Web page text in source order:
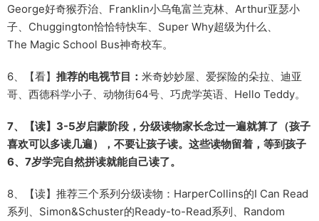
George好奇猴乔治、Franklin小乌龟富兰克林、Arthur亚瑟小
子、Chuggington恰恰特快车、Super Why超级为什么、
The Magic School Bus神奇校车。
6、【看】 推荐的电视节目： 米奇妙妙屋、爱探险的朵拉、迪亚
哥、西德科学小子、动物街64号、巧虎学英语、Hello Teddy。
7、【读】3-5岁启蒙阶段，分级读物家长念过一遍就算了（孩子
喜欢可以多读几遍），不要让孩子读。这些读物留着，等到孩子
6、7岁学完自然拼读就能自己读了。
8、【读】推荐三个系列分级读物：HarperCollins的I Can Read
系列、Simon&Schuster的Ready-to-Read系列、Random